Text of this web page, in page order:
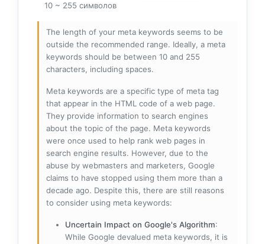
10 ~ 255 символов
The length of your meta keywords seems to be
outside the recommended range. Ideally, a meta
keywords should be between 10 and 255
characters, including spaces.
Meta keywords are a specific type of meta tag
that appear in the HTML code of a web page.
They provide information to search engines
about the topic of the page. Meta keywords
were once used to help rank web pages in
search engine results. However, due to the
abuse by webmasters and marketers, Google
claims to have stopped using them more than a
decade ago. Despite this, there are still reasons
to consider using meta keywords:
Uncertain Impact on Google's Algorithm:
While Google devalued meta keywords, it is